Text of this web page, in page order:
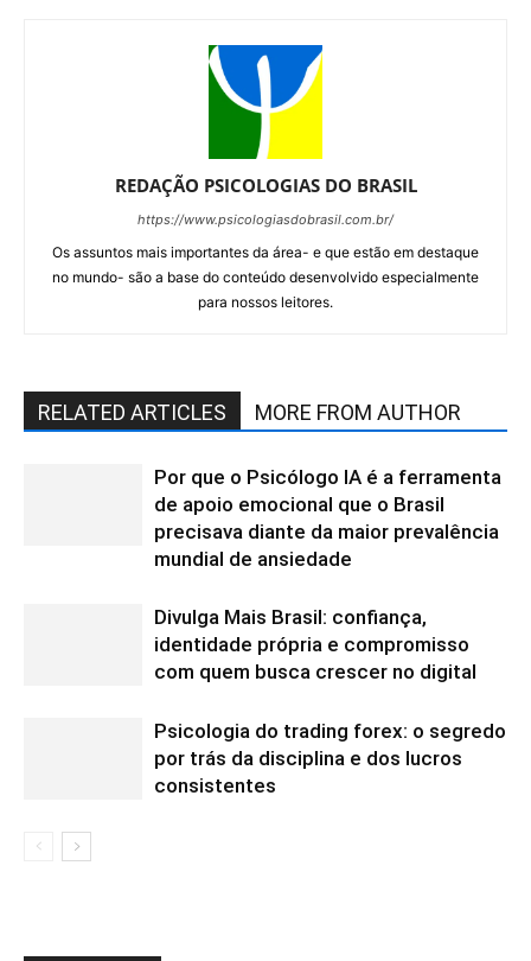
REDAÇÃO PSICOLOGIAS DO BRASIL
https://www.psicologiasdobrasil.com.br/
Os assuntos mais importantes da área- e que estão em destaque
no mundo- são a base do conteúdo desenvolvido especialmente
para nossos leitores.
RELATED ARTICLES MORE FROM AUTHOR
Por que o Psicólogo IA é a ferramenta
de apoio emocional que o Brasil
precisava diante da maior prevalência
mundial de ansiedade
Divulga Mais Brasil: confiança,
identidade própria e compromisso
com quem busca crescer no digital
Psicologia do trading forex: o segredo
por trás da disciplina e dos lucros
consistentes